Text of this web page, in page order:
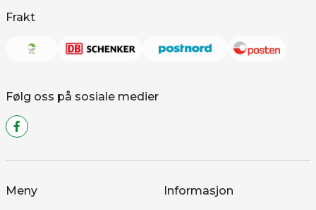
Frakt
Følg oss på sosiale medier
Meny Informasjon